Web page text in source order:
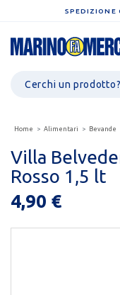
SPEDIZIONE
Home Alimentari Bevande
Villa
Rosso 1,5 lt
4,90 €